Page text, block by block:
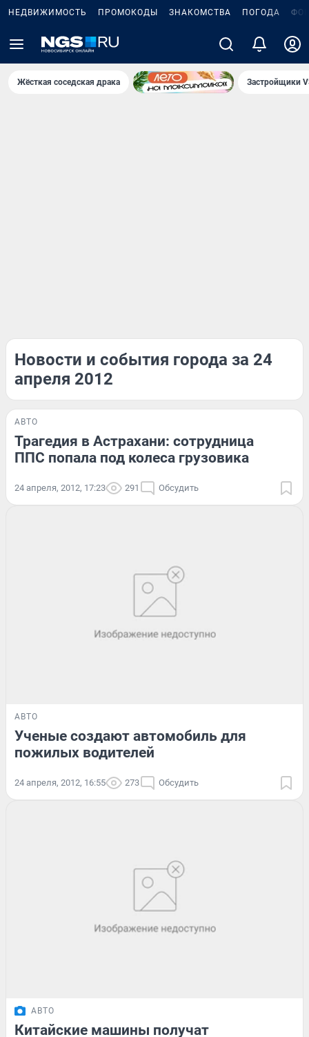
НЕДВИЖИМОСТЬ ПРОМОКОДЫ ЗНАКОМСТВА ПОГОДА
Жёсткая соседская драка Застройщики
Новости и события города за 24
апреля 2012
АВТО
Трагедия в Астрахани: сотрудница
ППС попала под колеса грузовика
24 апреля, 2012, 17:23 291 Обсудить
АВТО
Ученые создают автомобиль для
пожилых водителей
24 апреля, 2012, 16:55 273 Обсудить
АВТО
Китайские машины получат